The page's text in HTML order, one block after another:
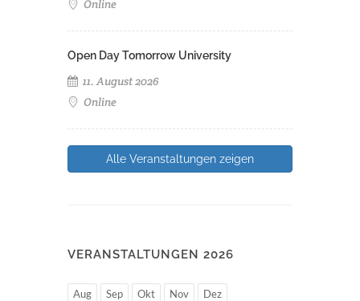
Online
Open Day Tomorrow University
11. August 2026
Online
Alle Veranstaltungen zeigen
VERANSTALTUNGEN 2026
Aug Sep Okt Nov Dez